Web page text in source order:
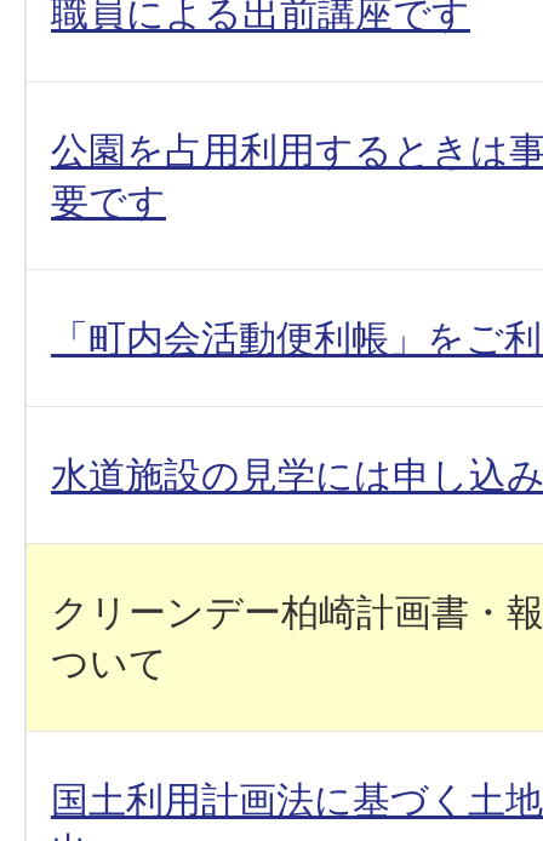
職員による出前講座です
公園を占用利用するときは
要です
「町内会活動便利帳」をご
水道施設の見学には申し込
クリーンデー柏崎計画書・
ついて
国土利用計画法に基づく土